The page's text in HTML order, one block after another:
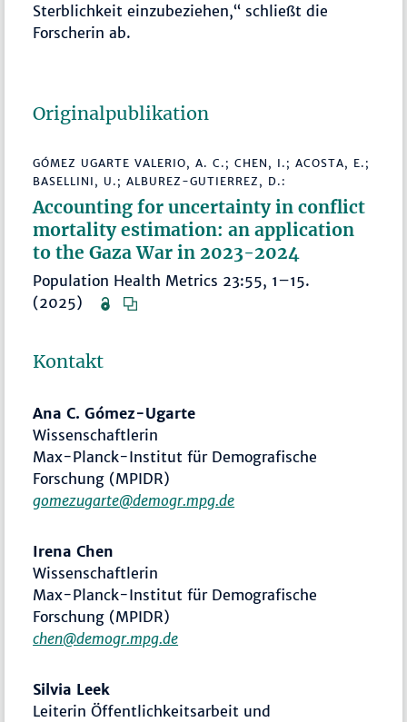
Sterblichkeit einzubeziehen,“ schließt die
Forscherin ab.
Originalpublikation
GÓMEZ UGARTE VALERIO, A. C.; CHEN, I.; ACOSTA, E.;
BASELLINI, U.; ALBUREZ-GUTIERREZ, D.:
Accounting for uncertainty in conflict
mortality estimation: an application
to the Gaza War in 2023-2024
Population Health Metrics 23:55, 1–15.
(2025)
Kontakt
Ana C. Gómez-Ugarte
Wissenschaftlerin
Max-Planck-Institut für Demografische
Forschung (MPIDR)
gomezugarte@demogr.mpg.de
Irena Chen
Wissenschaftlerin
Max-Planck-Institut für Demografische
Forschung (MPIDR)
chen@demogr.mpg.de
Silvia Leek
Leiterin Öffentlichkeitsarbeit und